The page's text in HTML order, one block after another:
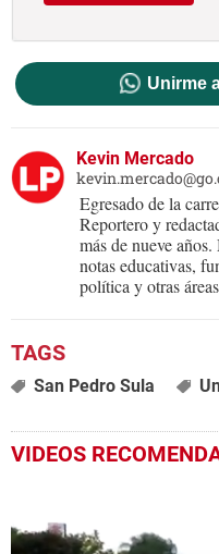
Unirme
Kevin Mercado
Egresado de la
Reportero y
más de nueve
notas educativas,
política y otras
San Pedro Sula
VIDEOS